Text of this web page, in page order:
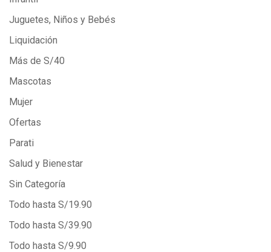
Juguetes, Niños y Bebés
Liquidación
Más de S/40
Mascotas
Mujer
Ofertas
Parati
Salud y Bienestar
Sin Categoría
Todo hasta S/19.90
Todo hasta S/39.90
Todo hasta S/9.90